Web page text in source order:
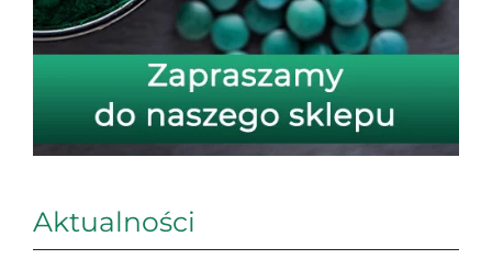
Aktualności